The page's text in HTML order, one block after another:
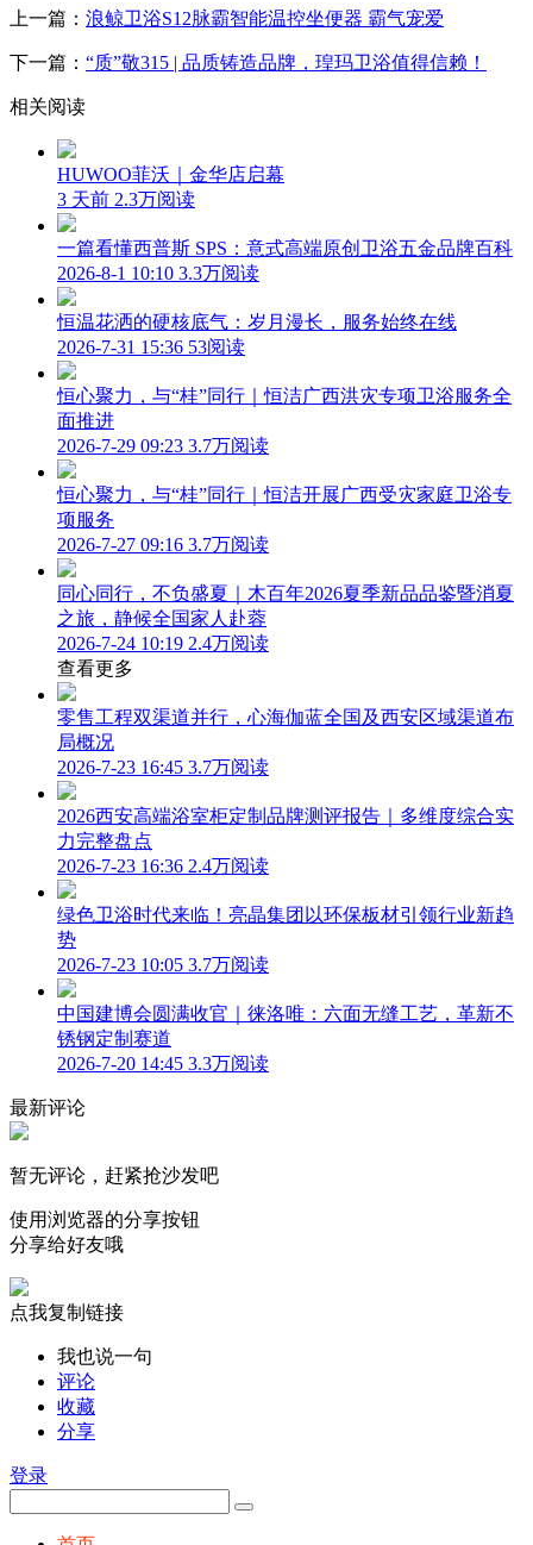
上一篇： 浪鲸卫浴S12脉霸智能温控坐便器 霸气宠爱
下一篇： “质”敬315 | 品质铸造品牌，瑝玛卫浴值得信赖！
相关阅读
HUWOO菲沃｜金华店启幕
3 天前 2.3万阅读
一篇看懂西普斯 SPS：意式高端原创卫浴五金品牌百科
2026-8-1 10:10 3.3万阅读
恒温花洒的硬核底气：岁月漫长，服务始终在线
2026-7-31 15:36 53阅读
恒心聚力，与“桂”同行｜恒洁广西洪灾专项卫浴服务全
面推进
2026-7-29 09:23 3.7万阅读
恒心聚力，与“桂”同行｜恒洁开展广西受灾家庭卫浴专
项服务
2026-7-27 09:16 3.7万阅读
同心同行，不负盛夏｜木百年2026夏季新品品鉴暨消夏
之旅，静候全国家人赴蓉
2026-7-24 10:19 2.4万阅读
查看更多
零售工程双渠道并行，心海伽蓝全国及西安区域渠道布
局概况
2026-7-23 16:45 3.7万阅读
2026西安高端浴室柜定制品牌测评报告｜多维度综合实
力完整盘点
2026-7-23 16:36 2.4万阅读
绿色卫浴时代来临！亮晶集团以环保板材引领行业新趋
势
2026-7-23 10:05 3.7万阅读
中国建博会圆满收官｜徕洛唯：六面无缝工艺，革新不
锈钢定制赛道
2026-7-20 14:45 3.3万阅读
最新评论
暂无评论，赶紧抢沙发吧
使用浏览器的分享按钮
分享给好友哦
点我复制链接
我也说一句
评论
收藏
分享
登录